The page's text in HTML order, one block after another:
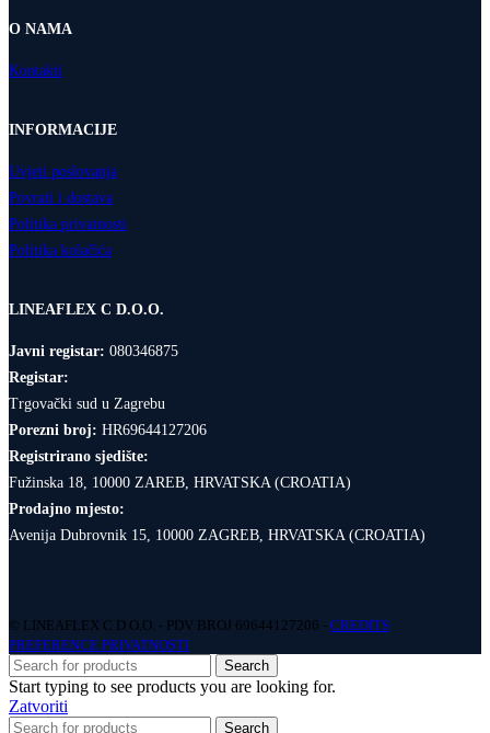
O NAMA
Kontakti
INFORMACIJE
Uvjeti poslovanja
Povrati i dostava
Politika privatnosti
Politika kolačića
LINEAFLEX C D.O.O.
Javni registar: 080346875
Registar:
Trgovački sud u Zagrebu
Porezni broj: HR69644127206
Registrirano sjedište:
Fužinska 18, 10000 ZAREB, HRVATSKA (CROATIA)
Prodajno mjesto:
Avenija Dubrovnik 15, 10000 ZAGREB, HRVATSKA (CROATIA)
© LINEAFLEX C D.O.O. - PDV BROJ 69644127206 - CREDITS
PREFERENCE PRIVATNOSTI
Search
Start typing to see products you are looking for.
Zatvoriti
Search